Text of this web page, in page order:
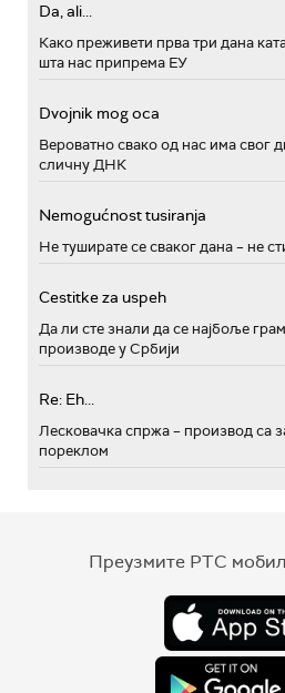
Da, ali...
Како преживети прва три дана
шта нас припрема ЕУ
Dvojnik mog oca
Вероватно свако од нас има свог
сличну ДНК
Nemogućnost tusiranja
Не туширате се сваког дана – не
Cestitke za uspeh
Да ли сте знали да се најбоље
производе у Србији
Re: Eh...
Лесковачка спржа – производ са
пореклом
Преузмите РТС